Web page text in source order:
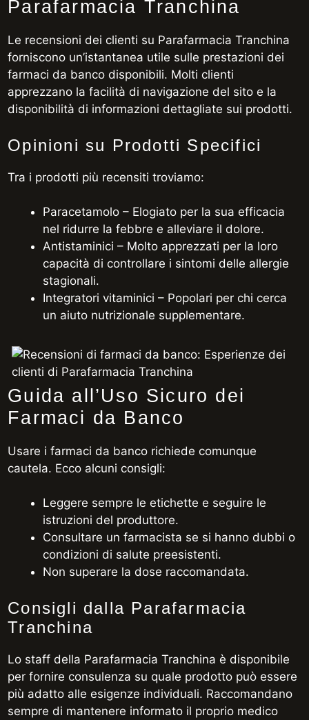
Parafarmacia Tranchina
Le recensioni dei clienti su Parafarmacia Tranchina
forniscono un’istantanea utile sulle prestazioni dei
farmaci da banco disponibili. Molti clienti
apprezzano la facilità di navigazione del sito e la
disponibilità di informazioni dettagliate sui prodotti.
Opinioni su Prodotti Specifici
Tra i prodotti più recensiti troviamo:
Paracetamolo – Elogiato per la sua efficacia
nel ridurre la febbre e alleviare il dolore.
Antistaminici – Molto apprezzati per la loro
capacità di controllare i sintomi delle allergie
stagionali.
Integratori vitaminici – Popolari per chi cerca
un aiuto nutrizionale supplementare.
Guida all’Uso Sicuro dei
Farmaci da Banco
Usare i farmaci da banco richiede comunque
cautela. Ecco alcuni consigli:
Leggere sempre le etichette e seguire le
istruzioni del produttore.
Consultare un farmacista se si hanno dubbi o
condizioni di salute preesistenti.
Non superare la dose raccomandata.
Consigli dalla Parafarmacia
Tranchina
Lo staff della Parafarmacia Tranchina è disponibile
per fornire consulenza su quale prodotto può essere
più adatto alle esigenze individuali. Raccomandano
sempre di mantenere informato il proprio medico